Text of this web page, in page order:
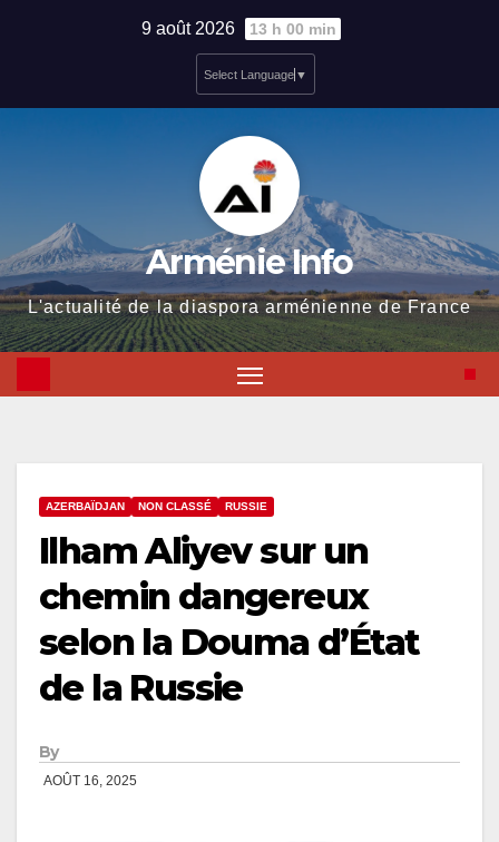
9 août 2026 13 h 00 min
Select Language ▼
Arménie Info
L'actualité de la diaspora arménienne de France
AZERBAÏDJAN NON CLASSÉ RUSSIE
Ilham Aliyev sur un
chemin dangereux
selon la Douma d’État
de la Russie
By
AOÛT 16, 2025